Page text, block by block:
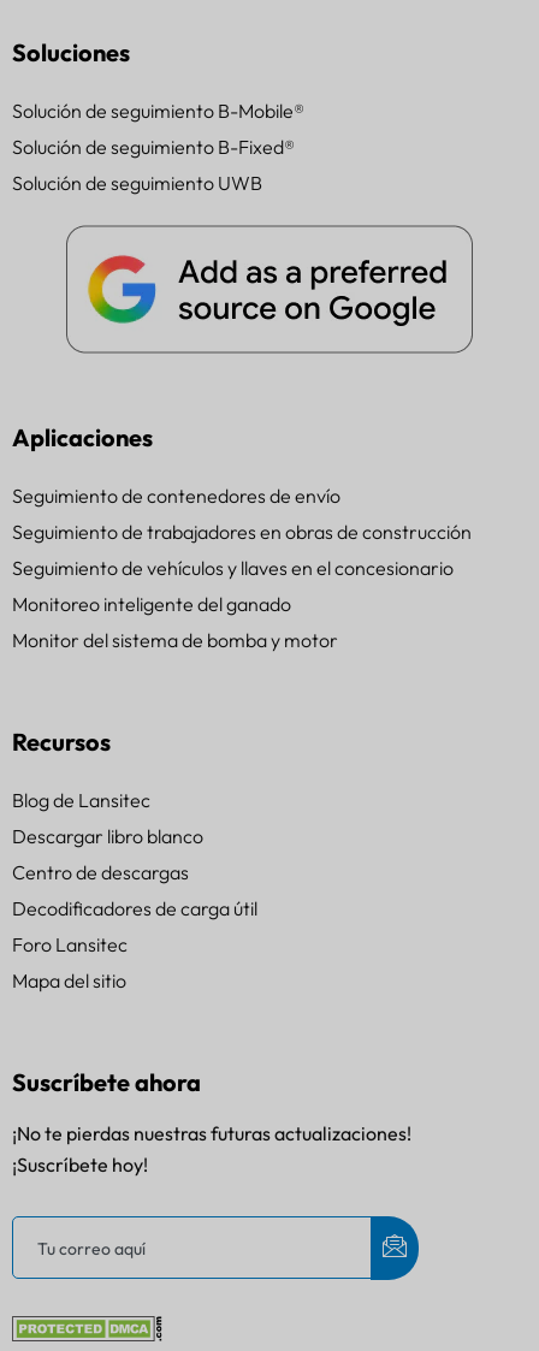
Soluciones
Solución de seguimiento B-Mobile®
Solución de seguimiento B-Fixed®
Solución de seguimiento UWB
Aplicaciones
Seguimiento de contenedores de envío
Seguimiento de trabajadores en obras de construcción
Seguimiento de vehículos y llaves en el concesionario
Monitoreo inteligente del ganado
Monitor del sistema de bomba y motor
Recursos
Blog de Lansitec
Descargar libro blanco
Centro de descargas
Decodificadores de carga útil
Foro Lansitec
Mapa del sitio
Suscríbete ahora
¡No te pierdas nuestras futuras actualizaciones!
¡Suscríbete hoy!